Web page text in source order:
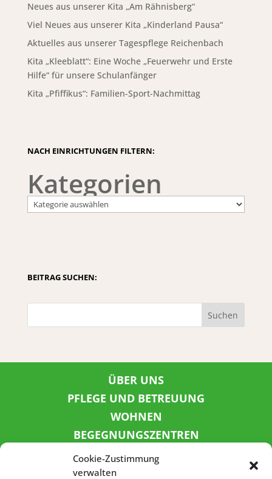
Cookie-Zustimmung
verwalten
Neues aus unserer Kita „Am Rähnisberg“
Viel Neues aus unserer Kita „Kinderland Pausa“
Aktuelles aus unserer Tagespflege Reichenbach
Kita „Kleeblatt“: Eine Woche „Feuerwehr und Erste
Hilfe“ für unsere Schulanfänger
Kita „Pfiffikus“: Familien-Sport-Nachmittag
NACH EINRICHTUNGEN FILTERN:
Kategorien
BEITRAG SUCHEN:
Suchen
ÜBER UNS
PFLEGE UND BETREUUNG
WOHNEN
BEGEGNUNGSZENTREN
KINDER UND JUGEND
KONTAKT